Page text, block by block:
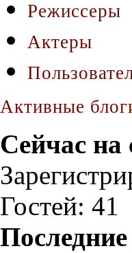
Режиссеры
Актеры
Активные
Сейчас на
Гостей: 41